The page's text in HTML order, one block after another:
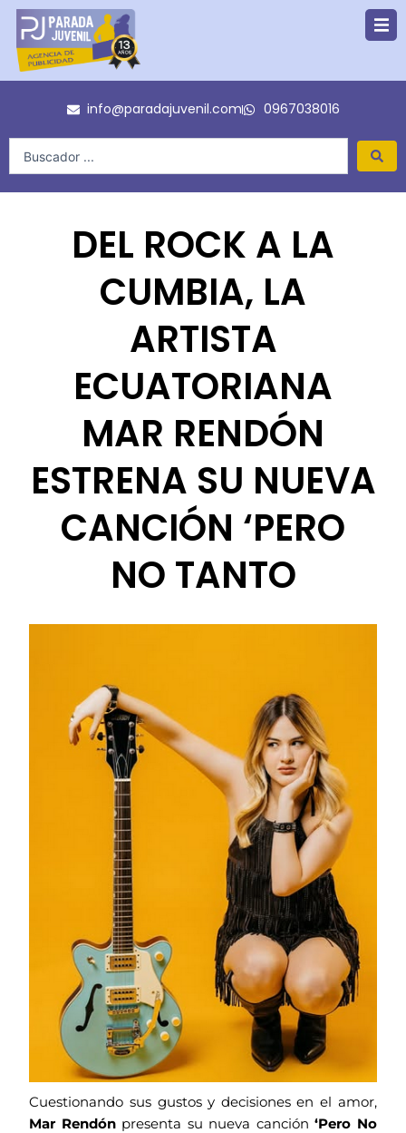
contenido
info@paradajuvenil.com 0967038016
DEL ROCK A LA
CUMBIA, LA
ARTISTA
ECUATORIANA
MAR RENDÓN
ESTRENA SU NUEVA
CANCIÓN ‘PERO
NO TANTO
Cuestionando sus gustos y decisiones en el amor,
Mar Rendón presenta su nueva canción‘Pero No